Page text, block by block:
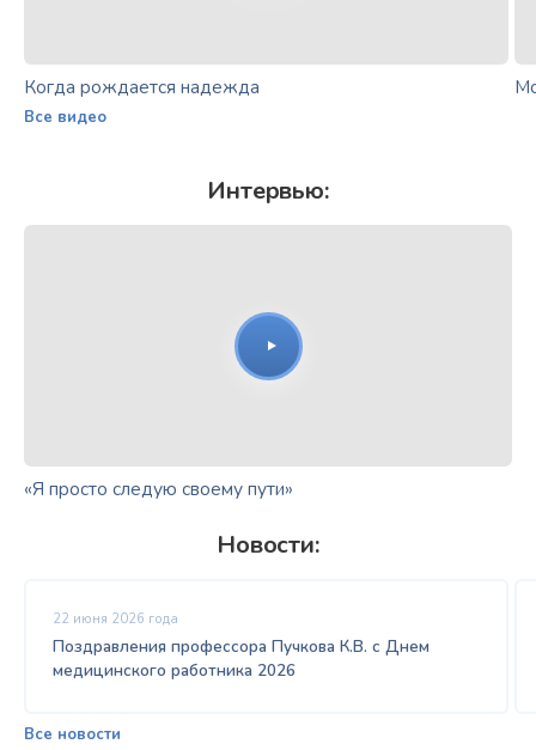
Когда рождается надежда
Все видео
Интервью:
«Я просто следую своему пути»
Новости:
22 июня 2026 года
Поздравления профессора Пучкова К.В. с Днем
медицинского работника 2026
Все новости